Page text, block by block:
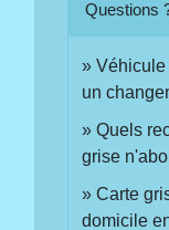
Questions
Véhicule
un
Quels
grise
Carte
domicile